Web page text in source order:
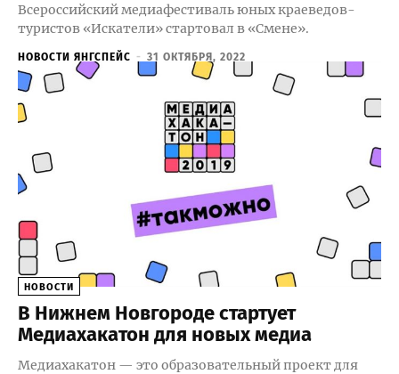
Всероссийский медиафестиваль юных краеведов-
туристов «Искатели» стартовал в «Смене».
НОВОСТИ ЯНГСПЕЙС - 31 ОКТЯБРЯ, 2022
НОВОСТИ
В Нижнем Новгороде стартует
Медиахакатон для новых медиа
Медиахакатон — это образовательный проект для